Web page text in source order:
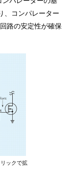
、コンパレーター
路の安定性が確保
リックで拡